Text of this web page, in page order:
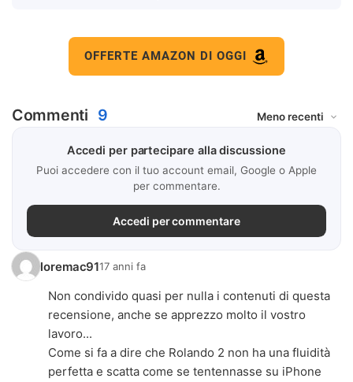
OFFERTE AMAZON DI OGGI
Commenti 9
Accedi per partecipare alla discussione
Puoi accedere con il tuo account email, Google o Apple
per commentare.
Accedi per commentare
loremac9117 anni fa
Non condivido quasi per nulla i contenuti di questa
recensione, anche se apprezzo molto il vostro
lavoro...
Come si fa a dire che Rolando 2 non ha una fluidità
perfetta e scatta come se tentennasse su iPhone